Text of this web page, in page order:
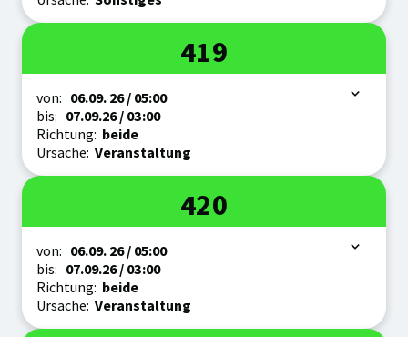
Linie
419
Zeitraum
von: 06.09. 26/ 05:00
bis: 07.09.26/ 03:00
Richtung: beide
Ursache: Veranstaltung
Linie
420
Zeitraum
von: 06.09. 26/ 05:00
bis: 07.09.26/ 03:00
Richtung: beide
Ursache: Veranstaltung